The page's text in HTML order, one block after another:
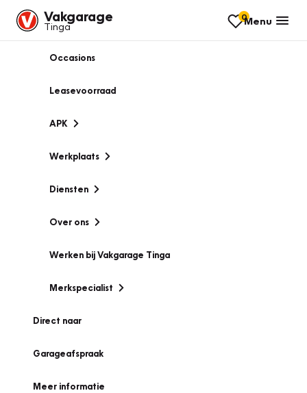
Vakgarage
Tinga
0Menu
Occasions
Leasevoorraad
APK
Werkplaats
Diensten
Over ons
Werken bij Vakgarage Tinga
Merkspecialist
Direct naar
Garageafspraak
Meer informatie